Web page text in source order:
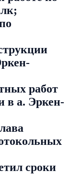
работ
в а. Эркен-
сроки